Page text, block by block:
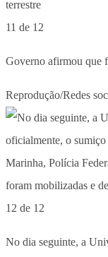
11 de 12
Governo afirmou que
Reprodução/Redes
12 de 12
No dia seguinte, a